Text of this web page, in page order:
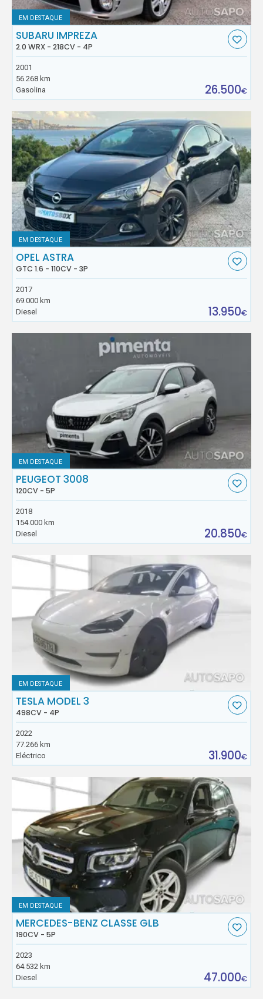
EM DESTAQUE
SUBARU IMPREZA
2.0 WRX - 218CV - 4P
2001
56.268 km
Gasolina
26.500€
EM DESTAQUE
OPEL ASTRA
GTC 1.6 - 110CV - 3P
2017
69.000 km
Diesel
13.950€
EM DESTAQUE
PEUGEOT 3008
120CV - 5P
2018
154.000 km
Diesel
20.850€
EM DESTAQUE
TESLA MODEL 3
498CV - 4P
2022
77.266 km
Eléctrico
31.900€
EM DESTAQUE
MERCEDES-BENZ CLASSE GLB
190CV - 5P
2023
64.532 km
Diesel
47.000€